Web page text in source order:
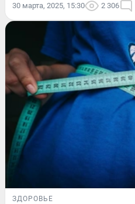
30 марта, 2025, 15:30 2 306
ЗДОРОВЬЕ